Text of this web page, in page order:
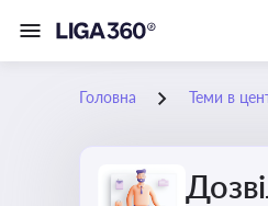
Головна Теми в